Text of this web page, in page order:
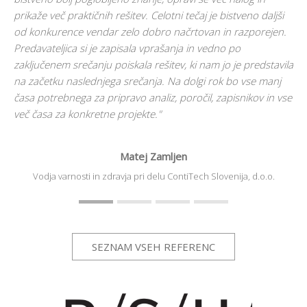
prikaže več praktičnih rešitev. Celotni tečaj je bistveno daljši
od konkurence vendar zelo dobro načrtovan in razporejen.
Predavateljica si je zapisala vprašanja in vedno po
zaključenem srečanju poiskala rešitev, ki nam jo je predstavila
na začetku naslednjega srečanja. Na dolgi rok bo vse manj
časa potrebnega za pripravo analiz, poročil, zapisnikov in vse
več časa za konkretne projekte."
Matej Zamljen
Vodja varnosti in zdravja pri delu ContiTech Slovenija, d.o.o.
SEZNAM VSEH REFERENC